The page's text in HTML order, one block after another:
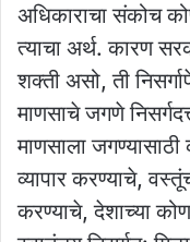
अधिकाराचा संकोच
त्याचा अर्थ. कारण
शक्ती असो, ती
माणसाचे जगणे
माणसाला
व्यापार करण्याचे,
करण्याचे, देशाच्या